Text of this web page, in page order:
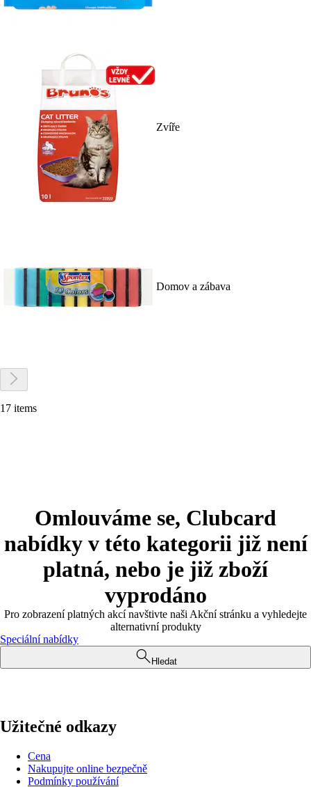
Zvíře
Domov a zábava
17 items
Omlouváme se, Clubcard
nabídky v této kategorii již není
platná, nebo je již zboží
vyprodáno
Pro zobrazení platných akcí navštivte naši Akční stránku a vyhledejte
alternativní produkty
Speciální nabídky
Hledat
Užitečné odkazy
Cena
Nakupujte online bezpečně
Podmínky používání